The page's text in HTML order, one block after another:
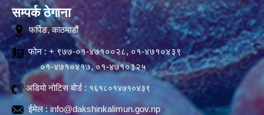
सम्पर्क ठेगाना
फर्पिङ, काठमाडौं
फोन : + ९७७-०१-४७१००२८, ०१-४७१०४३९
०१-४७१०४१७, ०१-४७१०३२५
अडियो नोटिस बोर्ड : १६१८०१४७१०४३९
ईमेल :info@dakshinkalimun.gov.np